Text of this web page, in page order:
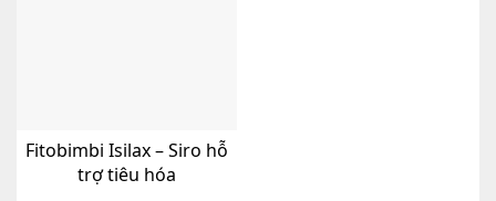
Fitobimbi Isilax – Siro hỗ
trợ tiêu hóa